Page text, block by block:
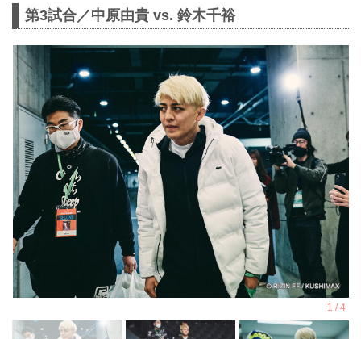
第3試合／中原由貴 vs. 鈴木千裕